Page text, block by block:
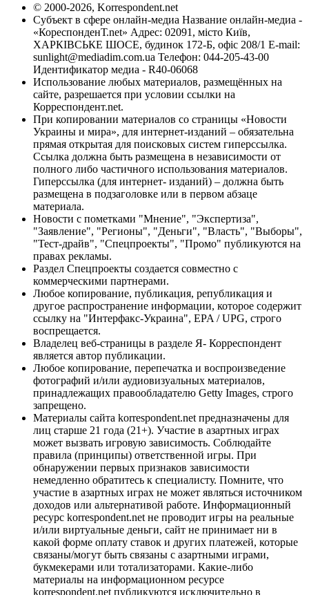
© 2000-2026, Korrespondent.net
Субъект в сфере онлайн-медиа Название онлайн-медиа -
«КореспонденТ.net» Адрес: 02091, місто Київ,
ХАРКІВСЬКЕ ШОСЕ, будинок 172-Б, офіс 208/1 E-mail:
sunlight@mediadim.com.ua Телефон: 044-205-43-00
Идентификатор медиа - R40-06068
Использование любых материалов, размещённых на
сайте, разрешается при условии ссылки на
Корреспондент.net.
При копировании материалов со страницы «Новости
Украины и мира», для интернет-изданий – обязательна
прямая открытая для поисковых систем гиперссылка.
Ссылка должна быть размещена в независимости от
полного либо частичного использования материалов.
Гиперссылка (для интернет- изданий) – должна быть
размещена в подзаголовке или в первом абзаце
материала.
Новости с пометками "Мнение", "Экспертиза",
"Заявление", "Регионы", "Деньги", "Власть", "Выборы",
"Тест-драйв", "Спецпроекты", "Промо" публикуются на
правах рекламы.
Раздел Спецпроекты создается совместно с
коммерческими партнерами.
Любое копирование, публикация, републикация и
другое распространение информации, которое содержит
ссылку на "Интерфакс-Украина", EPA / UPG, строго
воспрещается.
Владелец веб-страницы в разделе Я- Корреспондент
является автор публикации.
Любое копирование, перепечатка и воспроизведение
фотографий и/или аудиовизуальных материалов,
принадлежащих правообладателю Getty Images, строго
запрещено.
Материалы сайта korrespondent.net предназначены для
лиц старше 21 года (21+). Участие в азартных играх
может вызвать игровую зависимость. Соблюдайте
правила (принципы) ответственной игры. При
обнаружении первых признаков зависимости
немедленно обратитесь к специалисту. Помните, что
участие в азартных играх не может являться источником
доходов или альтернативой работе. Информационный
ресурс korrespondent.net не проводит игры на реальные
и/или виртуальные деньги, сайт не принимает ни в
какой форме оплату ставок и других платежей, которые
связаны/могут быть связаны с азартными играми,
букмекерами или тотализаторами. Какие-либо
материалы на информационном ресурсе
korrespondent.net публикуются исключительно в